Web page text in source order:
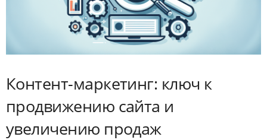
Контент-маркетинг: ключ к
продвижению сайта и
увеличению продаж